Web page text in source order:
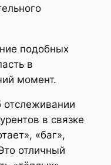
подобных
в
момент.
в связке
«баг»,
отличный